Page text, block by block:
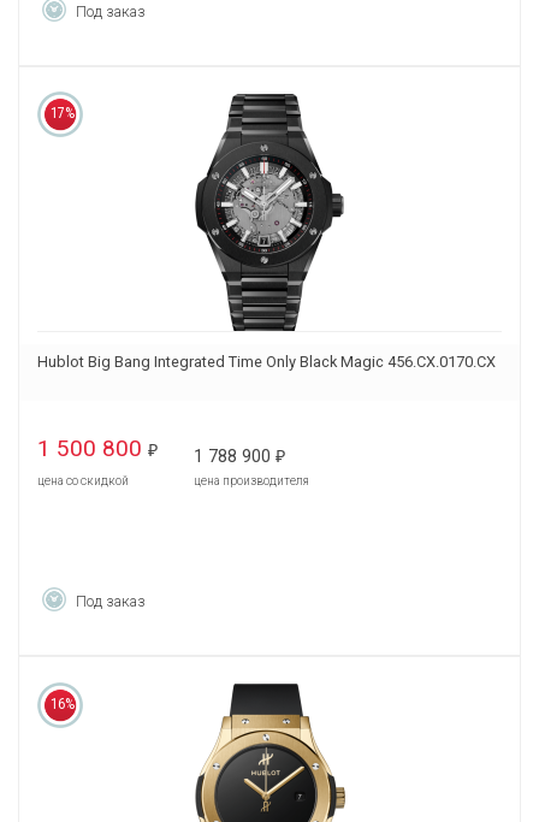
Под заказ
17%
Hublot Big Bang Integrated Time Only Black Magic 456.CX.0170.CX
1 500 800 ₽
цена со скидкой
1 788 900 ₽
цена производителя
Под заказ
16%